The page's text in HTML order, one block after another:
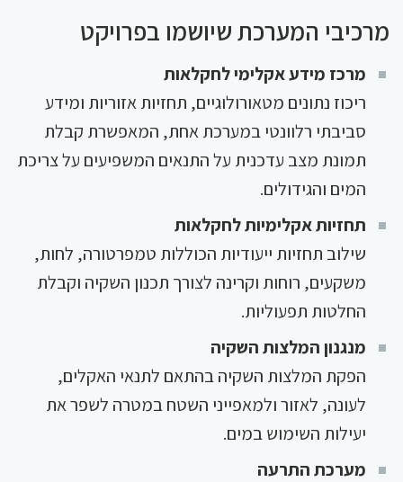
מרכיבי המערכת שיושמו בפרויקט
מרכז מידע אקלימי לחקלאות
ריכוז נתונים מטאורולוגיים, תחזיות אזוריות ומידע
סביבתי רלוונטי במערכת אחת, המאפשרת קבלת
תמונת מצב עדכנית על התנאים המשפיעים על צריכת
המים והגידולים.
תחזיות אקלימיות לחקלאות
שילוב תחזיות ייעודיות הכוללות טמפרטורה, לחות,
משקעים, רוחות וקרינה לצורך תכנון השקיה וקבלת
החלטות תפעוליות.
מנגנון המלצות השקיה
הפקת המלצות השקיה בהתאם לתנאי האקלים,
לעונה, לאזור ולמאפייני השטח במטרה לשפר את
יעילות השימוש במים.
מערכת התרעה